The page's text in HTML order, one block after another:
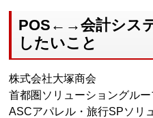
POS←→会計シス
したいこと
株式会社大塚商会
首都圏ソリューショングル
ASCアパレル・旅行SPソリ